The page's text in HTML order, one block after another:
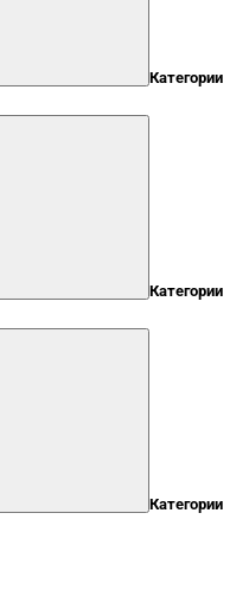
Категории
Категории
Категории